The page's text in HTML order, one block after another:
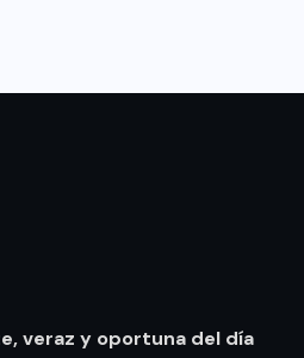
veraz y oportuna del día